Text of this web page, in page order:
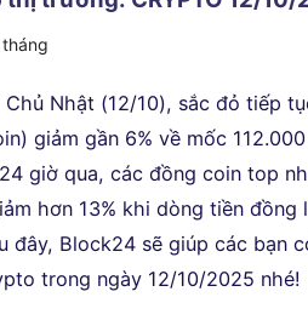
Chủ Nhật (12/10), sắc đỏ tiếp
giảm gần 6% về mốc
giờ qua, các đồng coin top
hơn 13% khi dòng tiền
đây, Block24 sẽ giúp các bạn
trong ngày 12/10/2025 nhé!